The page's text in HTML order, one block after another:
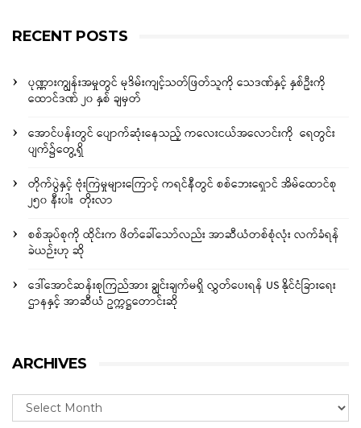
RECENT POSTS
ပုဏ္ဏားကျွန်းအမှုတွင် မုဒိမ်းကျင့်သတ်ဖြတ်သူကို သေဒဏ်နှင့် နှစ်ဦးကို
ထောင်ဒဏ် ၂၀ နှစ် ချမှတ်
အောင်ပန်းတွင် ပျောက်ဆုံးနေသည့် ကလေးငယ်အလောင်းကို ရေတွင်း
ပျက်၌တွေ့ရှိ
တိုက်ပွဲနှင့် ဗုံးကြဲမှုများကြောင့် ကရင်နီတွင် စစ်ဘေးရှောင် အိမ်ထောင်စု
၂၅၀ နီးပါး တိုးလာ
စစ်အုပ်စုကို ထိုင်းက ဖိတ်ခေါ်သော်လည်း အာဆီယံတစ်စုံလုံး လက်ခံရန်
ခဲယဉ်းဟု ဆို
ဒေါ်အောင်ဆန်းစုကြည်အား ချွင်းချက်မရှိ လွှတ်ပေးရန် US နိုင်ငံခြားရေး
ဌာနနှင့် အာဆီယံ ဥက္ကဋ္ဌတောင်းဆို
ARCHIVES